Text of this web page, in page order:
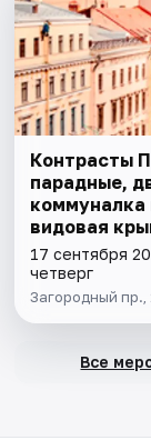
Контрасты
парадные,
коммуналка
видовая
17 сентября
четверг
Загородный пр.,
Все